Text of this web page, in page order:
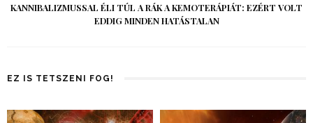
KANNIBALIZMUSSAL ÉLI TÚL A RÁK A KEMOTERÁPIÁT: EZÉRT VOLT
EDDIG MINDEN HATÁSTALAN
EZ IS TETSZENI FOG!